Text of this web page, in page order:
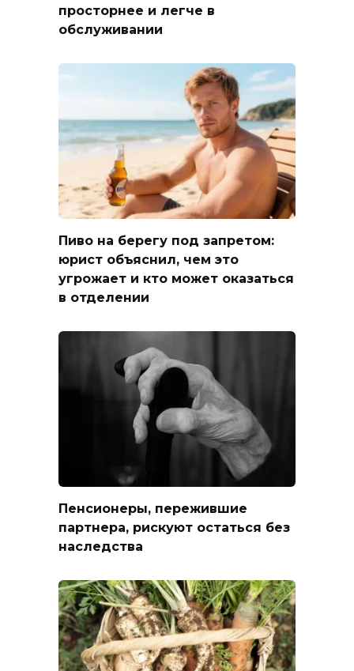
просторнее и легче в
обслуживании
Пиво на берегу под запретом:
юрист объяснил, чем это
угрожает и кто может оказаться
в отделении
Пенсионеры, пережившие
партнера, рискуют остаться без
наследства